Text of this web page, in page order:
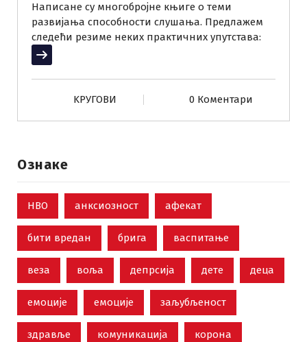
Написане су многобројне књиге о теми
развијања способности слушања. Предлажем
следећи резиме неких практичних упутстава:
Прочитај више
KРУГОВИ 0 Коментари
Ознаке
НВО анксиозност афекат
бити вредан брига васпитање
веза воља депрсија дете деца
емоције емоције заљубљеност
здравље комуникација корона